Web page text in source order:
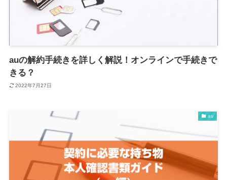
auの解約手続きを詳しく解説！オンラインで手続きで
きる？
2022年7月27日
au